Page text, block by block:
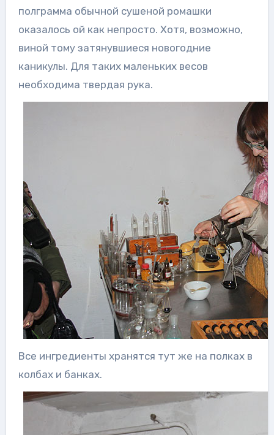
полграмма обычной сушеной ромашки
оказалось ой как непросто. Хотя, возможно,
виной тому затянувшиеся новогодние
каникулы. Для таких маленьких весов
необходима твердая рука.
Все ингредиенты хранятся тут же на полках в
колбах и банках.